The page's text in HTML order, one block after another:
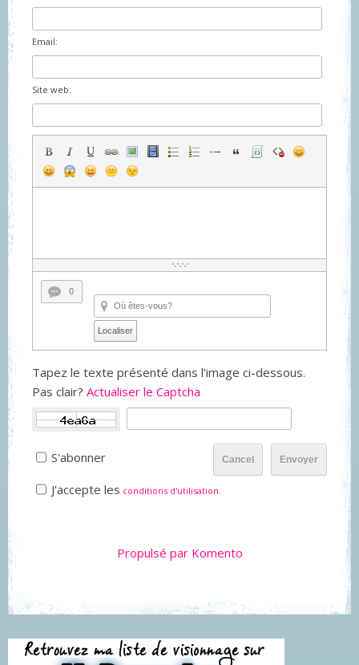
Email:
Site web:
0
Localiser
Tapez le texte présenté dans l'image ci-dessous.
Pas clair? Actualiser le Captcha
Envoyer
Cancel
S'abonner
J'accepte les conditions d'utilisation
Propulsé par Komento